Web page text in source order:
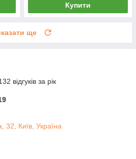
Купити
ще
відгуків за рік
32, Київ, Україна